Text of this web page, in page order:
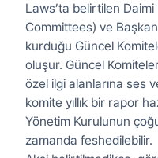
Laws’ta belirtilen
Committees) ve
kurduğu Güncel
oluşur. Güncel
özel ilgi alanlarına ses
komite yıllık bir rapor
Yönetim Kurulunun
zamanda feshedilebilir.